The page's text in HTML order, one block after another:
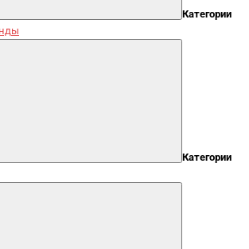
Категории
Категории